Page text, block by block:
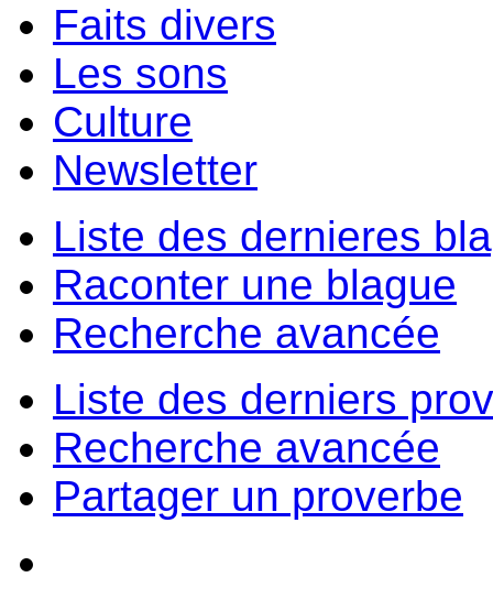
Faits divers
Les sons
Culture
Newsletter
Liste des dernieres
Raconter une blague
Recherche avancée
Liste des derniers
Recherche avancée
Partager un proverbe